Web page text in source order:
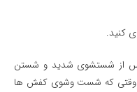
کنید.
از شستشوی شدید و شستن
وقتی که شست وشوی کفش ها